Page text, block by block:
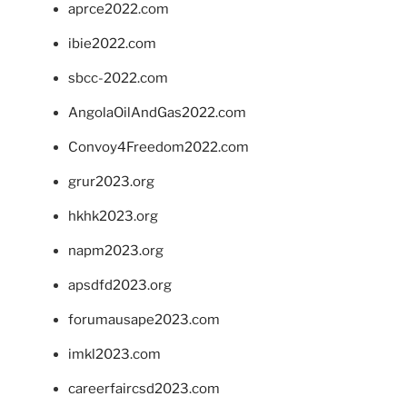
aprce2022.com
ibie2022.com
sbcc-2022.com
AngolaOilAndGas2022.com
Convoy4Freedom2022.com
grur2023.org
hkhk2023.org
napm2023.org
apsdfd2023.org
forumausape2023.com
imkl2023.com
careerfaircsd2023.com